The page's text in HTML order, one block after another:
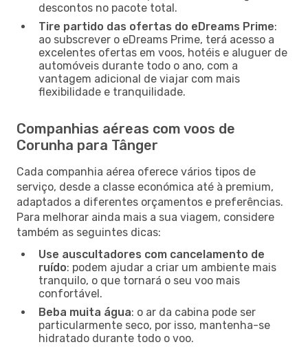
descontos no pacote total.
Tire partido das ofertas do eDreams Prime:
ao subscrever o eDreams Prime, terá acesso a
excelentes ofertas em voos, hotéis e aluguer de
automóveis durante todo o ano, com a
vantagem adicional de viajar com mais
flexibilidade e tranquilidade.
Companhias aéreas com voos de
Corunha para Tânger
Cada companhia aérea oferece vários tipos de
serviço, desde a classe económica até à premium,
adaptados a diferentes orçamentos e preferências.
Para melhorar ainda mais a sua viagem, considere
também as seguintes dicas:
Use auscultadores com cancelamento de
ruído: podem ajudar a criar um ambiente mais
tranquilo, o que tornará o seu voo mais
confortável.
Beba muita água: o ar da cabina pode ser
particularmente seco, por isso, mantenha-se
hidratado durante todo o voo.